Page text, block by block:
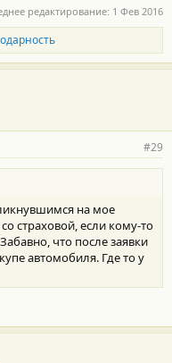
редактирование: 1 Фев 2016
#29
на мое
страховой, если кому-то
что после заявки
автомобиля. Где то у